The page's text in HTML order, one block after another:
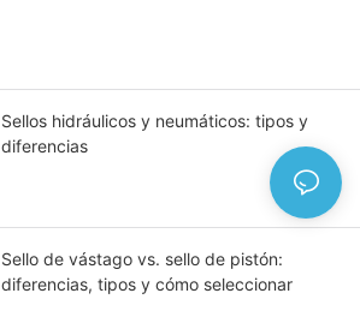
Sellos hidráulicos y neumáticos: tipos y
diferencias
Sello de vástago vs. sello de pistón:
diferencias, tipos y cómo seleccionar